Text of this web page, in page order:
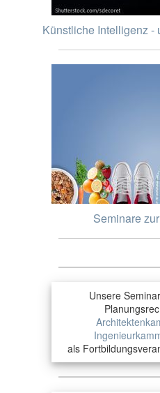
Künstliche Intelligenz -
Seminare
Unsere
als